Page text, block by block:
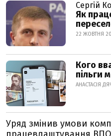
Сергій
Як
22 ЖОВТНЯ
Кого
пільги
АНАСТАСІЯ
Уряд змінив умови